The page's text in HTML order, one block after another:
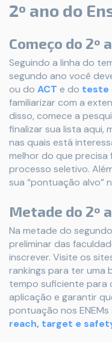
2º ano do
Começo do 2º
Seguindo a linha do
segundo ano você
ou do ACT e do teste
familiarizar com a
disso, comece a
finalizar sua lista aqui,
nas quais está
melhor do que
processo seletivo.
sua “pontuação alvo”
Metade do 2º
Na metade do
preliminar das
inscrever. Visite os
rankings para ter uma
tempo suficiente para
aplicação e garantir
pontuação nos
reach, target e